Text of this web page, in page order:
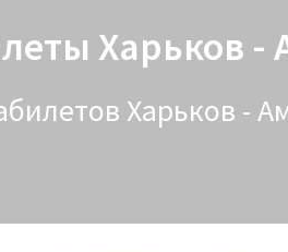
Харьков -
Харьков -